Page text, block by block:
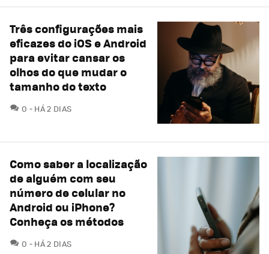
Três configurações mais
eficazes do iOS e Android
para evitar cansar os
olhos do que mudar o
tamanho do texto
0 COMENTÁRIOS
HÁ 2 DIAS
Como saber a localização
de alguém com seu
número de celular no
Android ou iPhone?
Conheça os métodos
0 COMENTÁRIOS
HÁ 2 DIAS